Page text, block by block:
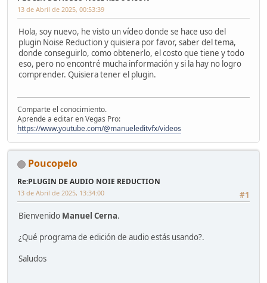
13 de Abril de 2025, 00:53:39
Hola, soy nuevo, he visto un vídeo donde se hace uso del
plugin Noise Reduction y quisiera por favor, saber del tema,
donde conseguirlo, como obtenerlo, el costo que tiene y todo
eso, pero no encontré mucha información y si la hay no logro
comprender. Quisiera tener el plugin.
Comparte el conocimiento.
Aprende a editar en Vegas Pro:
https://www.youtube.com/@manueleditvfx/videos
Poucopelo
Re:PLUGIN DE AUDIO NOIE REDUCTION
#1
13 de Abril de 2025, 13:34:00
Bienvenido Manuel Cerna.
¿Qué programa de edición de audio estás usando?.
Saludos